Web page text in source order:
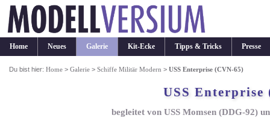
Home Neues Galerie Kit-Ecke Tipps & Tricks Presse
Du bist hier:Home >Galerie >Schiffe Militär Modern >USS Enterprise (CVN-65)
USS Enterprise
begleitet von USS Momsen (DDG-92)